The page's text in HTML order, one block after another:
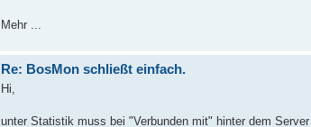
Mehr ...
Re: BosMon schließt einfach.
Hi,
unter Statistik muss bei "Verbunden mit" hinter dem